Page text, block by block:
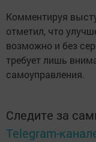
Комментируя
отметил, что
возможно и без
требует лишь
самоуправления.
Следите за
Telegram-